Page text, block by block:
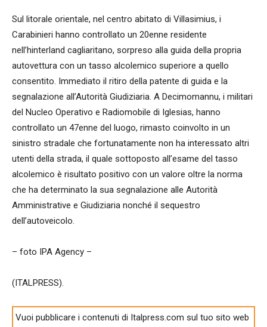
Sul litorale orientale, nel centro abitato di Villasimius, i
Carabinieri hanno controllato un 20enne residente
nell’hinterland cagliaritano, sorpreso alla guida della propria
autovettura con un tasso alcolemico superiore a quello
consentito. Immediato il ritiro della patente di guida e la
segnalazione all’Autorità Giudiziaria. A Decimomannu, i militari
del Nucleo Operativo e Radiomobile di Iglesias, hanno
controllato un 47enne del luogo, rimasto coinvolto in un
sinistro stradale che fortunatamente non ha interessato altri
utenti della strada, il quale sottoposto all’esame del tasso
alcolemico è risultato positivo con un valore oltre la norma
che ha determinato la sua segnalazione alle Autorità
Amministrative e Giudiziaria nonché il sequestro
dell’autoveicolo.
– foto IPA Agency –
(ITALPRESS).
Vuoi pubblicare i contenuti di Italpress.com sul tuo sito web